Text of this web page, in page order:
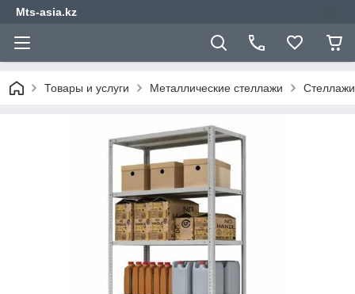
Mts-asia.kz
Товары и услуги Металлические стеллажи